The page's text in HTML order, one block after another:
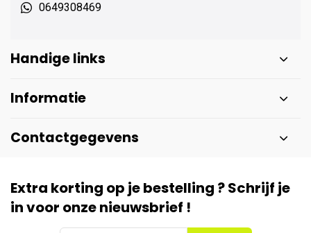
0649308469
Handige links
Informatie
Contactgegevens
Extra korting op je bestelling ? Schrijf je
in voor onze nieuwsbrief !